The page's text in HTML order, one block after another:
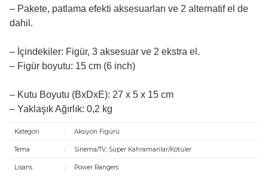
– Pakete, patlama efekti aksesuarları ve 2 alternatif el de
dahil.
– İçindekiler: Figür, 3 aksesuar ve 2 ekstra el.
– Figür boyutu: 15 cm (6 inch)
– Kutu Boyutu (BxDxE): 27 x 5 x 15 cm
– Yaklaşık Ağırlık: 0,2 kg
Kategori : Aksiyon Figürü
Tema : Sinema/TV, Süper Kahramanlar/Kötüler
Lisans : Power Rangers